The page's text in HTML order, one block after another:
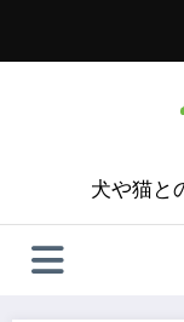
犬や猫と